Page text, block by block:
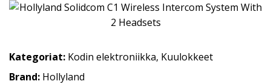
Kategoriat: Kodin elektroniikka, Kuulokkeet
Brand: Hollyland